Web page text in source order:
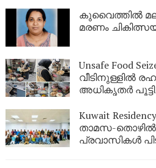
കുവൈത്തിൽ
മരണം
Unsafe Food
വീടിനുള്ളിൽ
അധികൃതർ
Kuwait
താമസ-തൊഴിൽ
പ്രവാസികൾ